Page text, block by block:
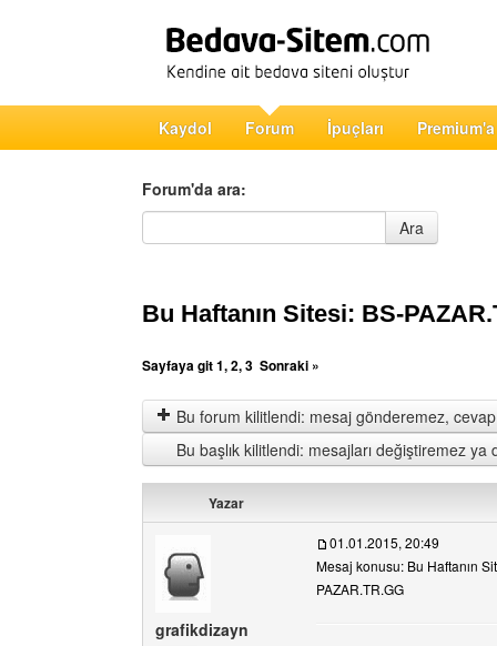
Kaydol Forum İpuçları
Forum'da ara:
Forum'da ara
Ara
Bu Haftanın Sitesi: BS-
Sayfaya git1,2,3 Sonraki »
Bu forum kilitlendi: mesaj gönderemez,
Bu başlık kilitlendi: mesajları değiştiremez ya
Yazar
grafikdizayn
01.01.2015, 20:49
Mesaj konusu: Bu Haftanın
PAZAR.TR.GG